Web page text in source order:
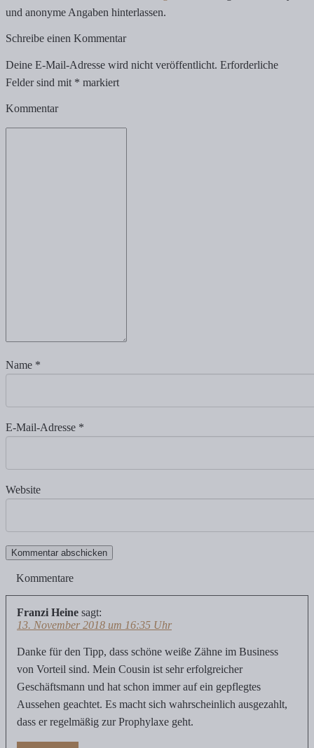
und anonyme Angaben hinterlassen.
Schreibe einen Kommentar
Deine E-Mail-Adresse wird nicht veröffentlicht. Erforderliche
Felder sind mit * markiert
Kommentar
Name *
E-Mail-Adresse *
Website
Kommentare
Franzi Heine sagt:
13. November 2018 um 16:35 Uhr
Danke für den Tipp, dass schöne weiße Zähne im Business
von Vorteil sind. Mein Cousin ist sehr erfolgreicher
Geschäftsmann und hat schon immer auf ein gepflegtes
Aussehen geachtet. Es macht sich wahrscheinlich ausgezahlt,
dass er regelmäßig zur Prophylaxe geht.